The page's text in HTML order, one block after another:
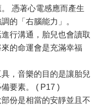
憑著心電感應而產生
的「右腦能力」。
行溝通，胎兒也會讀取
的命運會是充滿幸福
，音樂的目的是讓胎兒
要素。 ( P17 )
份是相當的安靜並且不